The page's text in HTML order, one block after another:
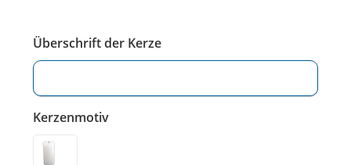
Überschrift der Kerze
Kerzenmotiv